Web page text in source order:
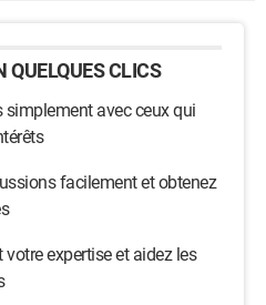
QUELQUES CLICS
simplement avec ceux qui
facilement et obtenez
expertise et aidez les